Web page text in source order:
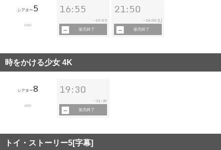
シアター5
119分
16:55
~19:05
販売終了
21:50
~ 24:00 [L]
販売終了
時をかける少女 4K
シアター8
100分
19:30
~ 21:20
販売終了
トイ・ストーリー5[字幕]